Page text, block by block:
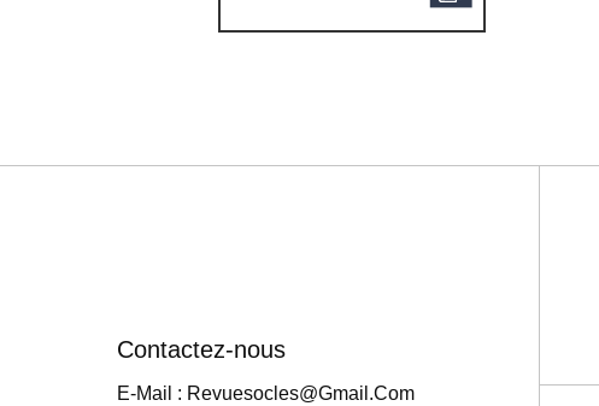
Contactez-nous
E-Mail : Revuesocles@gmail.com